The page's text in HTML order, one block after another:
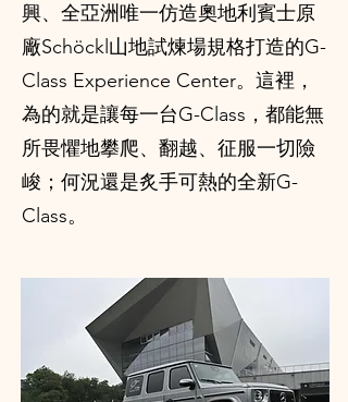
興、全亞洲唯一仿造奧地利賓士原
廠Schöckl山地試煉場規格打造的G-
Class Experience Center。這裡，
為的就是讓每一台G-Class，都能無
所畏懼地攀爬、翻越、征服一切險
峻；何況還是炙手可熱的全新G-
Class。